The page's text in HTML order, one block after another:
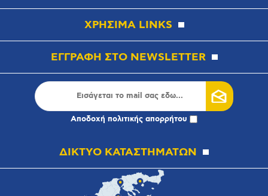
ΧΡΗΣΙΜΑ LINKS
ΕΓΓΡΑΦΗ ΣΤΟ NEWSLETTER
Αποδοχή πολιτικής απορρήτου
ΔΙΚΤΥΟ ΚΑΤΑΣΤΗΜΑΤΩΝ